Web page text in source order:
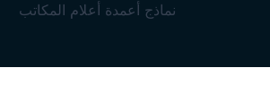
نماذج أعمدة أعلام المكاتب